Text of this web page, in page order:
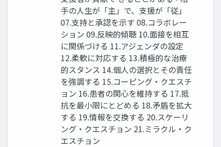
手の人生が「主」で、支援が「従」
07.支持と承認を示す 08.コラボレー
ション 09.反映的傾聴 10.面接を相互
に関係づける 11.アジェンダの設定
12.柔軟に対応する 13.積極的な治療
的スタンス 14.個人の選択とその責任
を強調する 15.コーピング・クエスチ
ョン 16.患者の関心を維持する 17.抵
抗を最小限にとどめる 18.矛盾を拡大
する 19.情報を交換する 20.スケーリ
ング・クエスチョン 21.ミラクル・ク
エスチョン